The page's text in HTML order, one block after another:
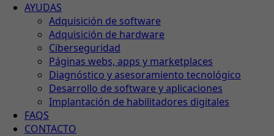
AYUDAS
Adquisición de software
Adquisición de hardware
Ciberseguridad
Páginas webs, apps y marketplaces
Diagnóstico y asesoramiento tecnológico
Desarrollo de software y aplicaciones
Implantación de habilitadores digitales
FAQS
CONTACTO